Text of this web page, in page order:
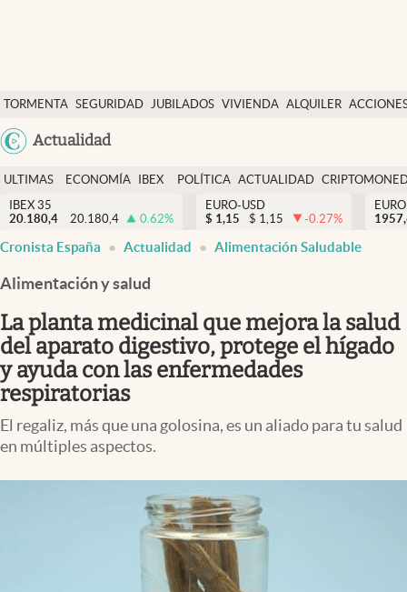
TORMENTA SEGURIDAD JUBILADOS VIVIENDA ALQUILER
Colombia
Actualidad
Economía y finanzas
Política
Actualidad
Criptomonedas
España
ULTIMAS
NOTICIAS
ECONOMÍA
FINANZAS
IBEX
EURO
POLÍTICA ACTUALIDAD
IBEX 35
20.180,4
20.180,4 0.62%
EURO-USD
$ 1,15 $ 1,15 -0.27%
Cronista España Actualidad Alimentación Saludable
Alimentación y salud
La planta medicinal que mejora la salud
del aparato digestivo, protege el hígado
y ayuda con las enfermedades
respiratorias
El regaliz, más que una golosina, es un aliado para tu salud
en múltiples aspectos.